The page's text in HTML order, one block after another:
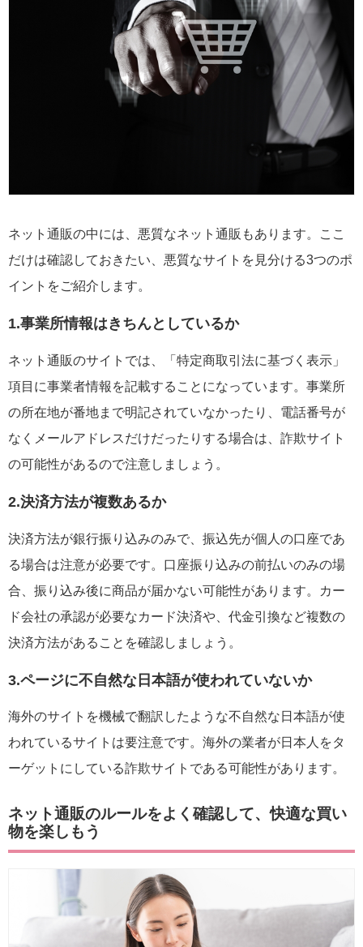
ネット通販の中には、悪質なネット通販もあります。ここ
だけは確認しておきたい、悪質なサイトを見分ける3つのポ
イントをご紹介します。
1.事業所情報はきちんとしているか
ネット通販のサイトでは、「特定商取引法に基づく表示」
項目に事業者情報を記載することになっています。事業所
の所在地が番地まで明記されていなかったり、電話番号が
なくメールアドレスだけだったりする場合は、詐欺サイト
の可能性があるので注意しましょう。
2.決済方法が複数あるか
決済方法が銀行振り込みのみで、振込先が個人の口座であ
る場合は注意が必要です。口座振り込みの前払いのみの場
合、振り込み後に商品が届かない可能性があります。カー
ド会社の承認が必要なカード決済や、代金引換など複数の
決済方法があることを確認しましょう。
3.ページに不自然な日本語が使われていないか
海外のサイトを機械で翻訳したような不自然な日本語が使
われているサイトは要注意です。海外の業者が日本人をタ
ーゲットにしている詐欺サイトである可能性があります。
ネット通販のルールをよく確認して、快適な買い
物を楽しもう